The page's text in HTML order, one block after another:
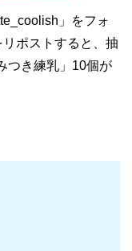
」をフォ
ポストすると、抽
つき練乳」10個が